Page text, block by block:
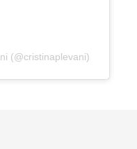
(@cristinaplevani)